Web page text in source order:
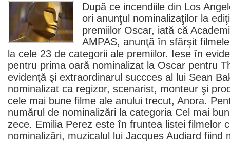
După ce incendiile din Los
ori anunţul nominalizaţilor la
premiilor Oscar, iată că
AMPAS, anunţă în sfârşit filmele
la cele 23 de categorii ale premiilor. Iese în
pentru prima oară nominalizat la Oscar pentru
evidenţă şi extraordinarul succces al lui Sean
nominalizat ca regizor, scenarist, monteur şi
cele mai bune filme ale anului trecut, Anora.
numărul de nominalizări la categoria Cel mai
zece. Emilia Perez este în fruntea listei filmelor
nominalizări, muzicalul lui Jacques Audiard fiind